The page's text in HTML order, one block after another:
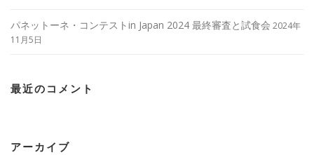
パネットーネ・コンテストin Japan 2024 最終審査と試食会 2024年
11月5日
最近のコメント
アーカイブ